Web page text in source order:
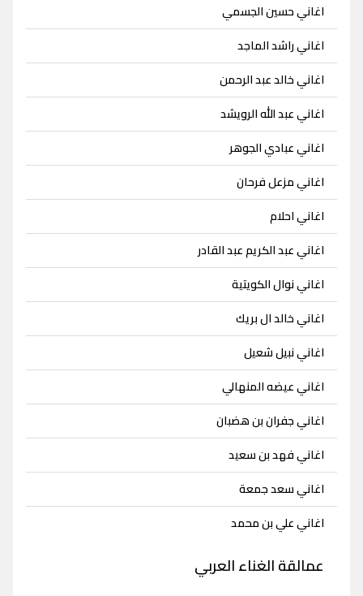
اغاني حسين الجسمي
اغاني راشد الماجد
اغاني خالد عبد الرحمن
اغاني عبد الله الرويشد
اغاني عبادي الجوهر
اغاني مزعل فرحان
اغاني احلام
اغاني عبد الكريم عبد القادر
اغاني نوال الكويتية
اغاني خالد ال بريك
اغاني نبيل شعيل
اغاني عيضه المنهالي
اغاني جفران بن هضبان
اغاني فهد بن سعيد
اغاني سعد جمعة
اغاني علي بن محمد
عمالقة الغناء العربي